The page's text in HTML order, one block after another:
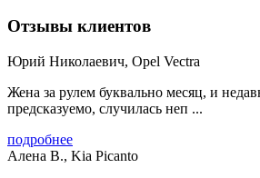
Отзывы клиентов
Юрий Николаевич, Opel Vectra
Жена за рулем буквально месяц, и
предсказуемо, случилась неп ...
подробнее
Алена В., Kia Picanto